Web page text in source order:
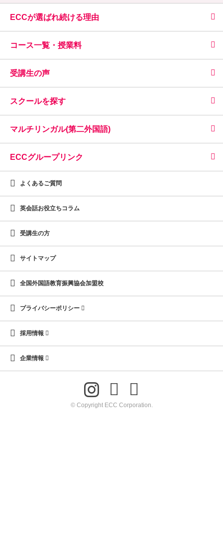
ECCが選ばれ続ける理由
コース一覧・授業料
受講生の声
スクールを探す
マルチリンガル(第二外国語)
ECCグループリンク
よくあるご質問
英会話お役立ちコラム
受講生の方
サイトマップ
全国外国語教育振興協会加盟校
プライバシーポリシー
採用情報
企業情報
© Copyright ECC Corporation.